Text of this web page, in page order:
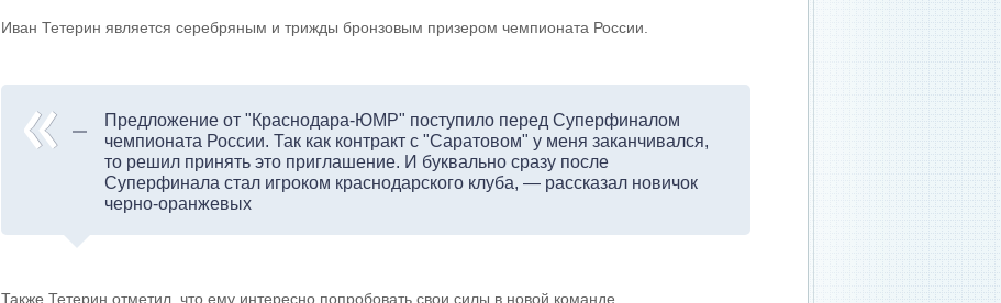
Иван Тетерин является серебряным и трижды бронзовым призером чемпионата России.
Предложение от "Краснодара-ЮМР" поступило перед Суперфиналом
чемпионата России. Так как контракт с "Саратовом" у меня заканчивался,
то решил принять это приглашение. И буквально сразу после
Суперфинала стал игроком краснодарского клуба, — рассказал новичок
черно-оранжевых
Также Тетерин отметил, что ему интересно попробовать свои силы в новой команде.